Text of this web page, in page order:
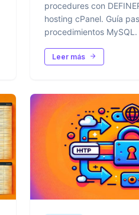
procedures con
hosting cPanel. Guía
procedimientos MySQL.
Leer más